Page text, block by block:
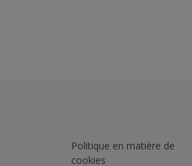
Politique en matière de
cookies